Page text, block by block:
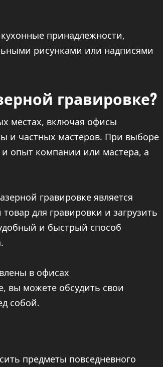
принадлежности,
рисунками или надписями
гравировке?
местах, включая офисы
и частных мастеров. При выборе
и опыт компании или мастера, а
гравировке является
для гравировки и загрузить
и быстрый способ
в офисах
вы можете обсудить свои
собой.
предметы повседневного